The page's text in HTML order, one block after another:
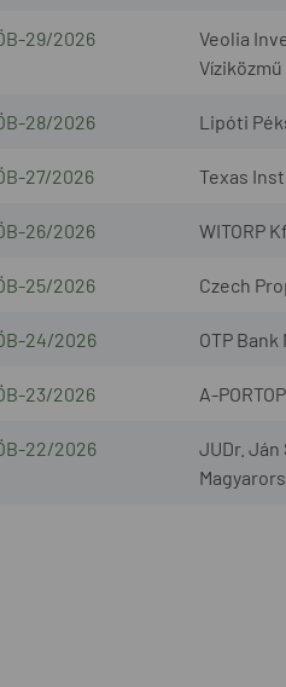
29/2026
Veolia
28/2026 Lipóti
27/2026 Texas
26/2026 WITORP
25/2026 Czech
24/2026 OTP
23/2026 A-
22/2026
JUDr. Ján